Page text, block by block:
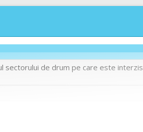
sectorului de drum pe care este interzis